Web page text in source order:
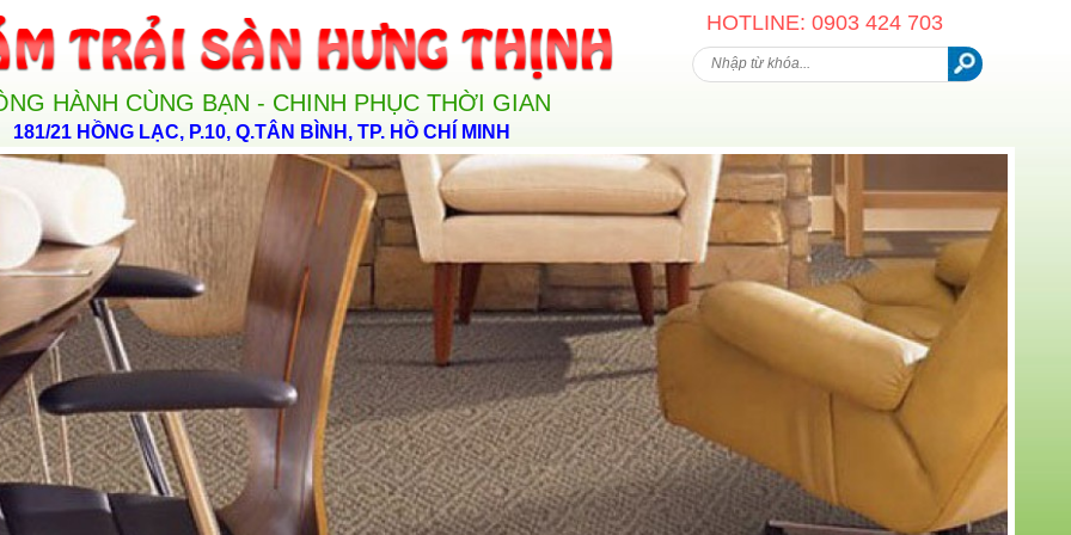
HÀNH CÙNG BẠN - CHINH PHỤC THỜI GIAN
181/21 HỒNG LẠC, P.10, Q.TÂN BÌNH, TP. HỒ CHÍ MINH
HOTLINE: 0903 424 703